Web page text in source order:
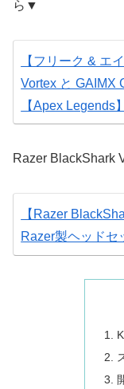
ら▼
【フリーク & エ
Vortex と GAIMX
【Apex Legends】
Razer BlackShark
【Razer
Razer製ヘッドセ